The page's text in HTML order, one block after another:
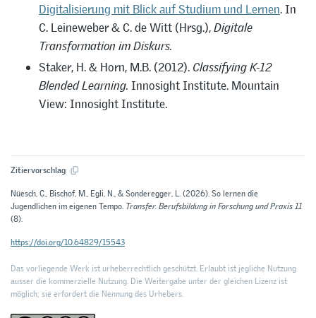
Digitalisierung mit Blick auf Studium und Lernen. In
C. Leineweber & C. de Witt (Hrsg.),Digitale
Transformation im Diskurs.
Staker, H. & Horn, M.B. (2012). Classifying K-12
Blended Learning. Innosight Institute. Mountain
View: Innosight Institute.
Zitiervorschlag
Nüesch, C., Bischof, M., Egli, N., & Sonderegger, L. (2026). So lernen die
Jugendlichen im eigenen Tempo. Transfer. Berufsbildung in Forschung und Praxis 11
(8).
https://doi.org/10.64829/15543
Das vorliegende Werk ist urheberrechtlich geschützt. Erlaubt ist jegliche Nutzung
ausser die kommerzielle Nutzung. Die Weitergabe unter der gleichen Lizenz ist
möglich; sie erfordert die Nennung des Urhebers.